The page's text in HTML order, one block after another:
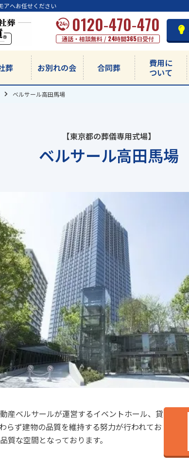
アへお任せください
0120-470-470
通話・相談無料 / 24時間365日受付
葬 お別れの会 合同葬
費用に
ついて
ベルサール高田馬場
【東京都の葬儀専用式場】
ベルサール高田馬場
産ベルサールが運営するイベントホール、貸
らず建物の品質を維持する努力が行われてお
質な空間となっております。